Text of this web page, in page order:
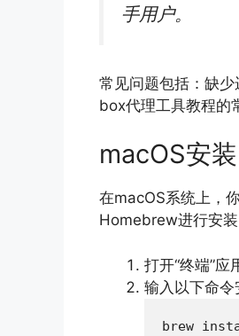
手用户。
常见问题包括：缺
box代理工具教程的
macOS安装
在macOS系统上，
Homebrew进行安装
打开“终端”应
输入以下命